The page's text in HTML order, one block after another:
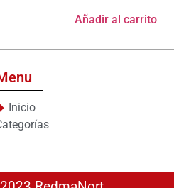
Añadir al carrito
Inicio